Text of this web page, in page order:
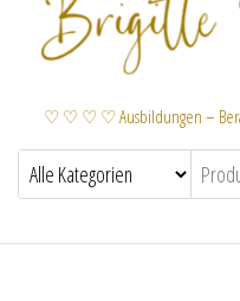
♡ ♡ ♡ ♡ Ausbildungen –